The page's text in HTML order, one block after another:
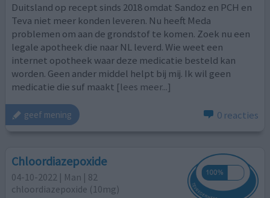
Duitsland op recept sinds 2018 omdat Sandoz en PCH en
Teva niet meer konden leveren. Nu heeft Meda
problemen om aan de grondstof te komen. Zoek nu een
legale apotheek die naar NL leverd. Wie weet een
internet opotheek waar deze medicatie besteld kan
worden. Geen ander middel helpt bij mij. Ik wil geen
medicatie die suf maakt [lees meer...]
geef mening 0 reacties
Chloordiazepoxide
04-10-2022 | Man | 82
chloordiazepoxide (10mg)